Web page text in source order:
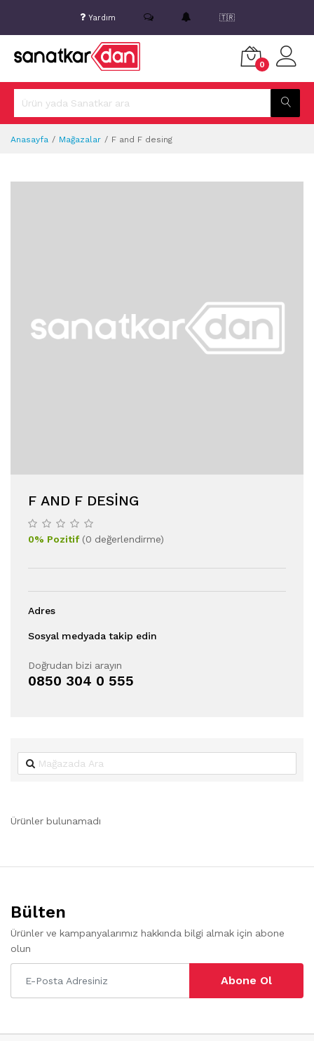
Yardım 🇹🇷
0
Anasayfa Mağazalar F and F desing
F AND F DESING
0% Pozitif(0 değerlendirme)
Adres
Sosyal medyada takip edin
Doğrudan bizi arayın
0850 304 0 555
Ürünler bulunamadı
Bülten
Ürünler ve kampanyalarımız hakkında bilgi almak için abone
olun
Abone Ol